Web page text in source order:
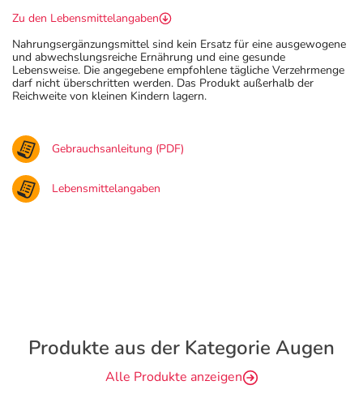
Zu den Lebensmittelangaben
Nahrungsergänzungsmittel sind kein Ersatz für eine ausgewogene
und abwechslungsreiche Ernährung und eine gesunde
Lebensweise. Die angegebene empfohlene tägliche Verzehrmenge
darf nicht überschritten werden. Das Produkt außerhalb der
Reichweite von kleinen Kindern lagern.
Gebrauchsanleitung (PDF)
Lebensmittelangaben
Produkte aus der Kategorie Augen
Alle Produkte anzeigen